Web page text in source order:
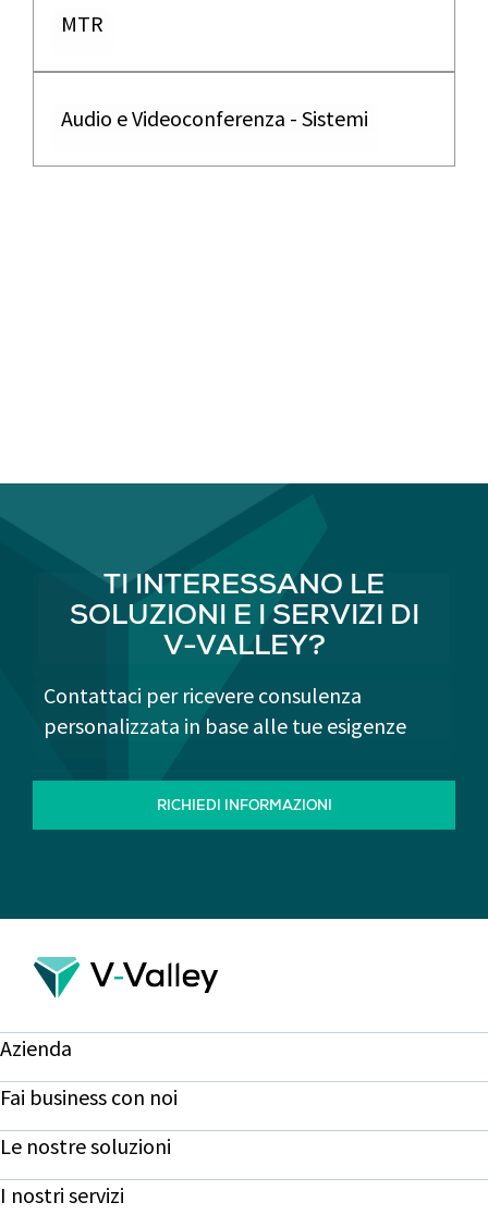
MTR
Audio e Videoconferenza - Sistemi
TI INTERESSANO LE
SOLUZIONI E I SERVIZI DI
V-VALLEY?
Contattaci per ricevere consulenza
personalizzata in base alle tue esigenze
RICHIEDI INFORMAZIONI
Azienda
Fai business con noi
Le nostre soluzioni
I nostri servizi